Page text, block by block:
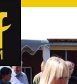
– dasfür Hof